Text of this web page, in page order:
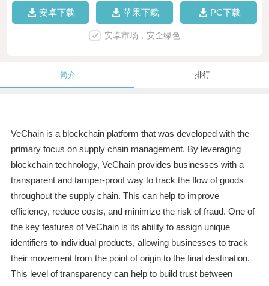
安卓下载 苹果下载 PC下载
安卓市场，安全绿色
简介 排行
VeChain is a blockchain platform that was developed with the
primary focus on supply chain management. By leveraging
blockchain technology, VeChain provides businesses with a
transparent and tamper-proof way to track the flow of goods
throughout the supply chain. This can help to improve
efficiency, reduce costs, and minimize the risk of fraud. One of
the key features of VeChain is its ability to assign unique
identifiers to individual products, allowing businesses to track
their movement from the point of origin to the final destination.
This level of transparency can help to build trust between